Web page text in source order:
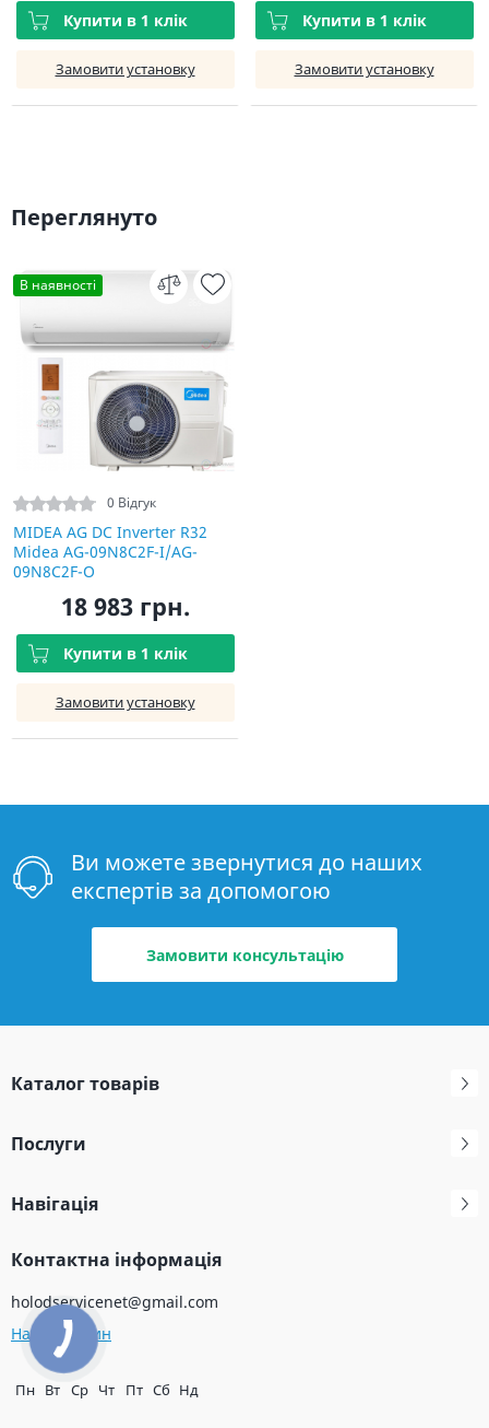
Купити в 1 клік
Замовити установку
Купити в 1 клік
Замовити установку
Переглянуто
В наявності
0 Відгук
MIDEA AG DC Inverter R32
Midea AG-09N8C2F-I/AG-
09N8C2F-O
18 983 грн.
Купити в 1 клік
Замовити установку
Ви можете звернутися до наших
експертів за допомогою
Замовити консультацію
Каталог товарів
Послуги
Навігація
Контактна інформація
holodservicenet@gmail.com
Наш магазин
Пн Вт Ср Чт Пт Сб Нд